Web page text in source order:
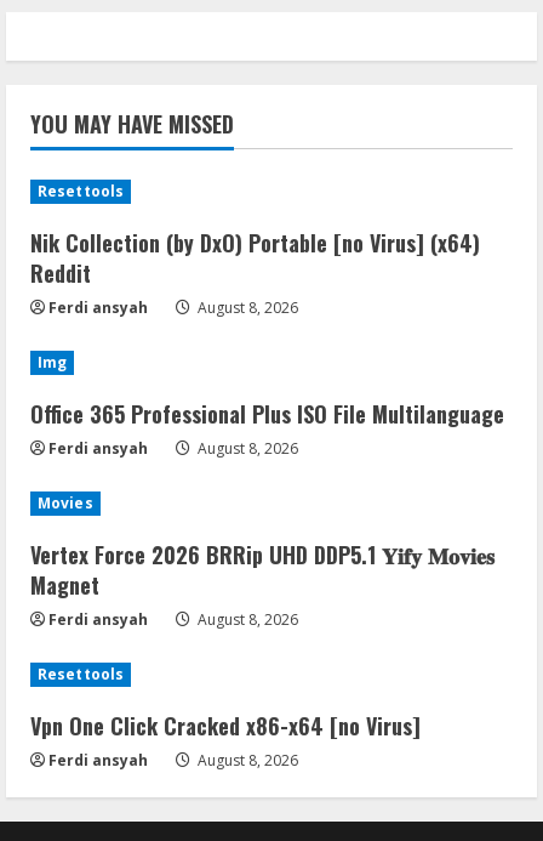
YOU MAY HAVE MISSED
Resettools
Nik Collection (by DxO) Portable [no Virus] (x64)
Reddit
Ferdi ansyah August 8, 2026
Img
Office 365 Professional Plus ISO File Multilanguage
Ferdi ansyah August 8, 2026
Movies
Vertex Force 2026 BRRip UHD DDP5.1 𝐘𝐢𝐟𝐲 𝐌𝐨𝐯𝐢𝐞𝐬
Magnet
Ferdi ansyah August 8, 2026
Resettools
Vpn One Click Cracked x86-x64 [no Virus]
Ferdi ansyah August 8, 2026